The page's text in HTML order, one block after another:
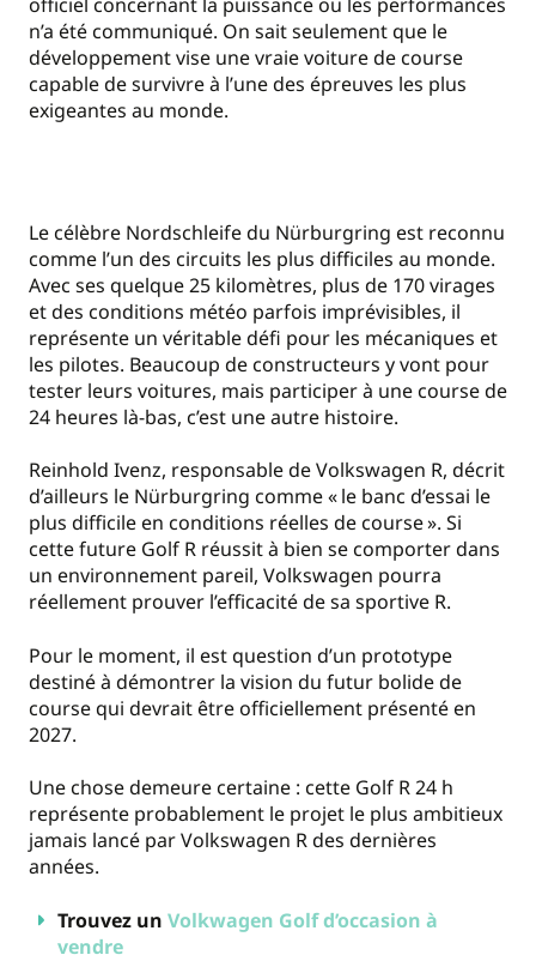
n’a été communiqué. On sait seulement que le
développement vise une vraie voiture de course
capable de survivre à l’une des épreuves les plus
exigeantes au monde.
Le célèbre Nordschleife du Nürburgring est reconnu
comme l’un des circuits les plus difficiles au monde.
Avec ses quelque 25 kilomètres, plus de 170 virages
et des conditions météo parfois imprévisibles, il
représente un véritable défi pour les mécaniques et
les pilotes. Beaucoup de constructeurs y vont pour
tester leurs voitures, mais participer à une course de
24 heures là-bas, c’est une autre histoire.
Reinhold Ivenz, responsable de Volkswagen R, décrit
d’ailleurs le Nürburgring comme « le banc d’essai le
plus difficile en conditions réelles de course ». Si
cette future Golf R réussit à bien se comporter dans
un environnement pareil, Volkswagen pourra
réellement prouver l’efficacité de sa sportive R.
Pour le moment, il est question d’un prototype
destiné à démontrer la vision du futur bolide de
course qui devrait être officiellement présenté en
2027.
Une chose demeure certaine : cette Golf R 24 h
représente probablement le projet le plus ambitieux
jamais lancé par Volkswagen R des dernières
années.
Trouvez un Volkwagen Golf d’occasion à
vendre